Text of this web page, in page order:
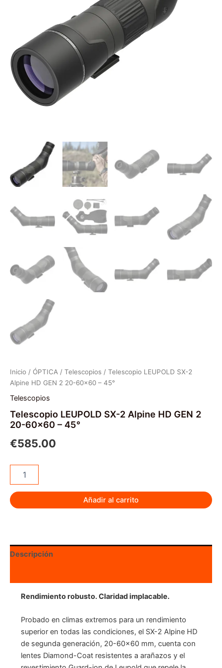
Inicio / ÓPTICA / Telescopios / Telescopio LEUPOLD SX-2
Alpine HD GEN 2 20-60×60 – 45°
Telescopios
Telescopio LEUPOLD SX-2 Alpine HD GEN 2
20-60×60 – 45°
€585.00
LEUPOLD
2
Alpine
20-
60x60
Añadir al carrito
Descripción
Rendimiento robusto. Claridad implacable.
Probado en climas extremos para un rendimiento
superior en todas las condiciones, el SX-2 Alpine HD
de segunda generación, 20-60×60 mm, cuenta con
lentes Diamond-Coat resistentes a arañazos y el